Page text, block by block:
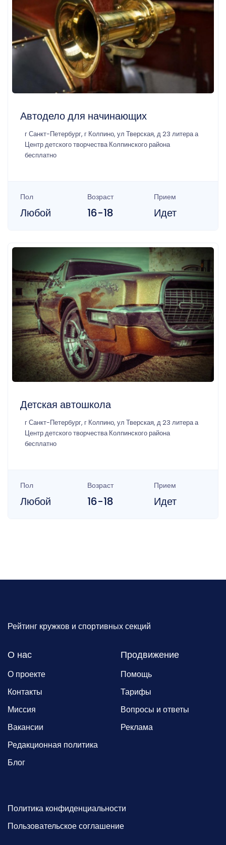
Автодело для начинающих
г Санкт-Петербург, г Колпино, ул Тверская, д 23 литера а
Центр детского творчества Колпинского района
бесплатно
Пол
Любой
Возраст
16-18
Прием
Идет
Детская автошкола
г Санкт-Петербург, г Колпино, ул Тверская, д 23 литера а
Центр детского творчества Колпинского района
бесплатно
Пол
Любой
Возраст
16-18
Прием
Идет
Рейтинг кружков и спортивных секций
О нас
О проекте
Контакты
Миссия
Вакансии
Редакционная политика
Блог
Продвижение
Помощь
Тарифы
Вопросы и ответы
Реклама
Политика конфиденциальности
Пользовательское соглашение